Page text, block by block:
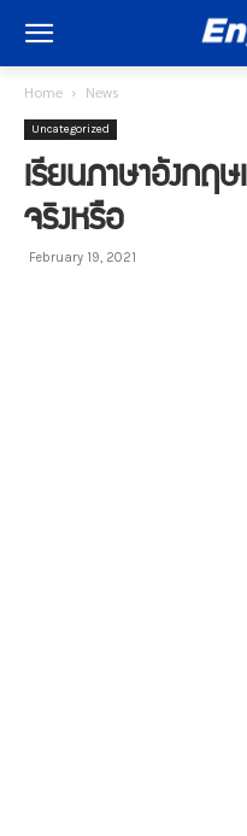
Home News
Uncategorized
เรียนภาษาอังกฤ
จริงหรือ
February 19, 2021